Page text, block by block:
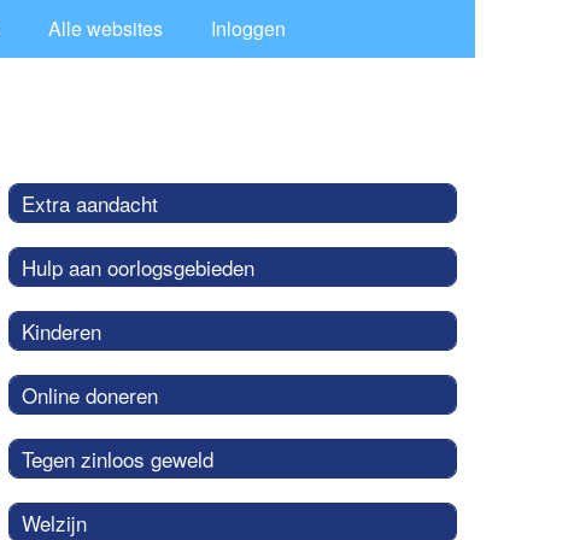
Alle websites Inloggen
Extra aandacht
Hulp aan oorlogsgebieden
Kinderen
Online doneren
Tegen zinloos geweld
Welzijn